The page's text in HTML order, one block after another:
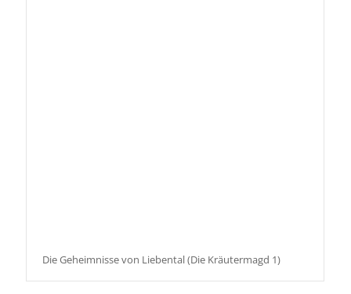
Die Geheimnisse von Liebental (Die Kräutermagd 1)